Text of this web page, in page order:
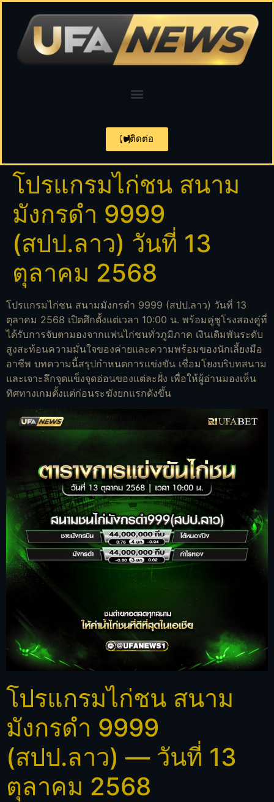
ติดต่อ
โปรแกรมไก่ชน สนาม
มังกรดำ 9999
(สปป.ลาว) วันที่ 13
ตุลาคม 2568
โปรแกรมไก่ชน สนามมังกรดำ 9999 (สปป.ลาว) วันที่ 13
ตุลาคม 2568 เปิดศึกตั้งแต่เวลา 10:00 น. พร้อมคู่ชูโรงสองคู่ที่
ได้รับการจับตามองจากแฟนไก่ชนทั่วภูมิภาค เงินเดิมพันระดับ
สูงสะท้อนความมั่นใจของค่ายและความพร้อมของนักเลี้ยงมือ
อาชีพ บทความนี้สรุปกำหนดการแข่งขัน เชื่อมโยงบริบทสนาม
และเจาะลึกจุดแข็งจุดอ่อนของแต่ละฝั่ง เพื่อให้ผู้อ่านมองเห็น
ทิศทางเกมตั้งแต่ก่อนระฆังยกแรกดังขึ้น
โปรแกรมไก่ชน สนาม
มังกรดำ 9999
(สปป.ลาว) — วันที่ 13
ตุลาคม 2568